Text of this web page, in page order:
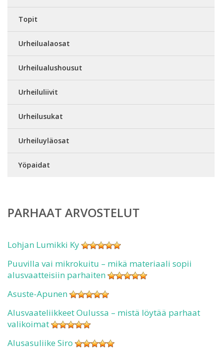
Topit
Urheilualaosat
Urheilualushousut
Urheiluliivit
Urheilusukat
Urheiluyläosat
Yöpaidat
PARHAAT ARVOSTELUT
Lohjan Lumikki Ky
Puuvilla vai mikrokuitu – mikä materiaali sopii
alusvaatteisiin parhaiten
Asuste-Apunen
Alusvaateliikkeet Oulussa – mistä löytää parhaat
valikoimat
Alusasuliike Siro